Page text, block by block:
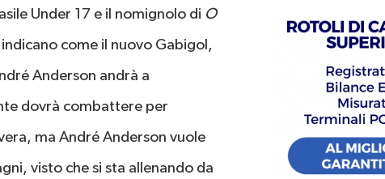
Under 17 e il nomignolo di O
come il nuovo Gabigol,
Anderson andrà a
dovrà combattere per
ma André Anderson vuole
visto che si sta allenando da